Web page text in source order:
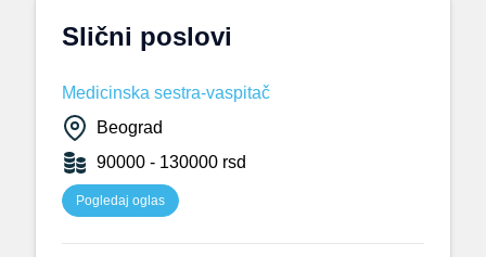
Slični poslovi
Medicinska sestra-vaspitač
Beograd
90000 - 130000 rsd
Pogledaj oglas